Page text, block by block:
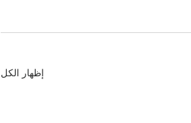
إظهار الكل